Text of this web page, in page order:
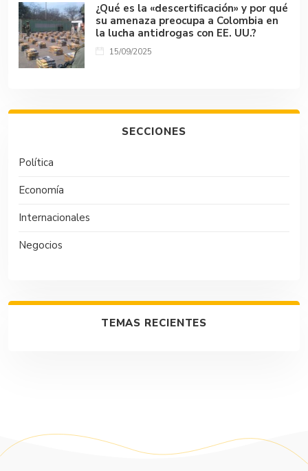
¿Qué es la «descertificación» y por qué
su amenaza preocupa a Colombia en
la lucha antidrogas con EE. UU.?
15/09/2025
SECCIONES
Política
Economía
Internacionales
Negocios
TEMAS RECIENTES